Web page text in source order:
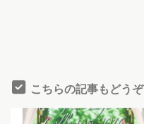
こちらの記事もどうぞ